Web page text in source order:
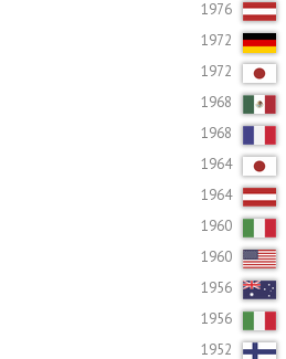
1976
1972
1972
1968
1968
1964
1964
1960
1960
1956
1956
1952